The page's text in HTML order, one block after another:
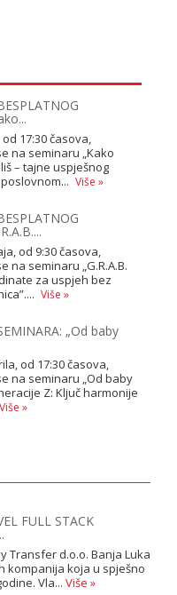
17:30 časova,
na seminaru „Kako
– tajne uspješnog
Više »
od 9:30 časova,
na seminaru „G.R.A.B.
za uspjeh bez
Više »
„Od baby
od 17:30 časova,
na seminaru „Od baby
Z: Ključ harmonije
Više »
FULL STACK
Transfer d.o.o. Banja Luka
kompanija koja u spješno
Vla... Više »